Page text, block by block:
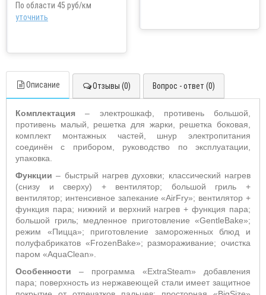
По области 45 руб/км
уточнить
Описание Отзывы (0) Вопрос - ответ (0)
Комплектация– электрошкаф, противень большой,
противень малый, решетка для жарки, решетка боковая,
комплект монтажных частей, шнур электропитания
соединён с прибором, руководство по эксплуатации,
упаковка.
Функции – быстрый нагрев духовки; классический нагрев
(снизу и сверху) + вентилятор; большой гриль +
вентилятор; интенсивное запекание «AirFry»; вентилятор +
функция пара; нижний и верхний нагрев + функция пара;
большой гриль; медленное приготовление «GentleBake»;
режим «Пицца»; приготовление замороженных блюд и
полуфабрикатов «FrozenBake»; размораживание; очистка
паром «AquaClean».
Особенности – программа «ExtraSteam» добавления
пара; поверхность из нержавеющей стали имеет защитное